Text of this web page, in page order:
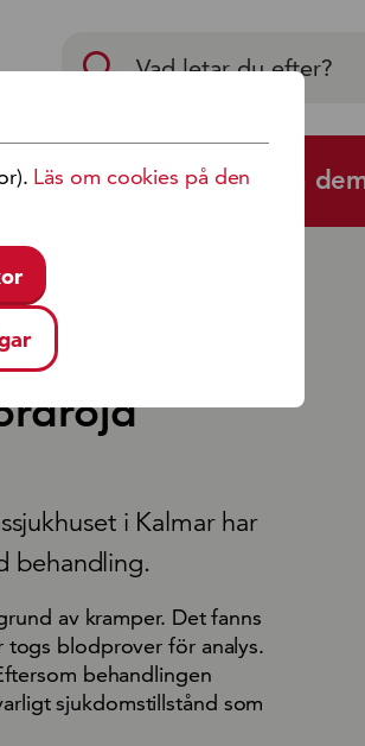
Politik och
i Kalmar har
behandling.
av kramper. Det fanns
togs blodprover för analys.
behandlingen
sjukdomstillstånd som
Läs om cookies på den